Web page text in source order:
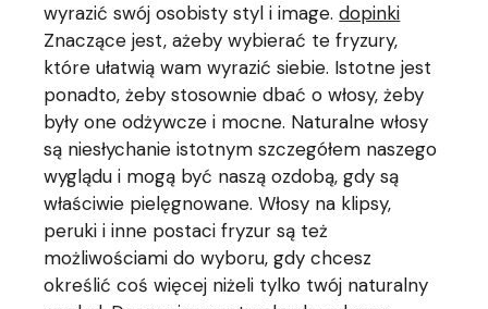
wyrazić swój osobisty styl i image.dopinki
Znaczące jest, ażeby wybierać te fryzury,
które ułatwią wam wyrazić siebie. Istotne jest
ponadto, żeby stosownie dbać o włosy, żeby
były one odżywcze i mocne. Naturalne włosy
są niesłychanie istotnym szczegółem naszego
wyglądu i mogą być naszą ozdobą, gdy są
właściwie pielęgnowane. Włosy na klipsy,
peruki i inne postaci fryzur są też
możliwościami do wyboru, gdy chcesz
określić coś więcej niżeli tylko twój naturalny